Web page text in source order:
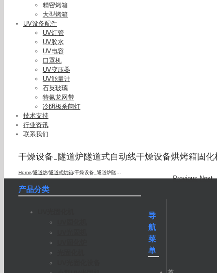
精密烤箱
大型烤箱
UV设备配件
UV灯管
UV胶水
UV电容
口罩机
UV变压器
UV能量计
石英玻璃
特氟龙网带
冷阴极杀菌灯
技术支持
行业资讯
联系我们
干燥设备_隧道炉隧道式自动线干燥设备烘烤箱固化
Home/隧道炉/隧道式烘箱/干燥设备_隧道炉隧道式自动线干燥设备烘烤箱固化机厂家
Previous Next
产品分类
导
航
菜
单